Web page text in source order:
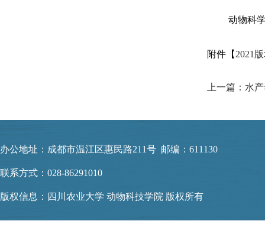
动物科
附件【 2021
上一篇：水
办公地址：成都市温江区惠民路211号 邮编：611130
联系方式：028-86291010
版权信息：四川农业大学 动物科技学院 版权所有